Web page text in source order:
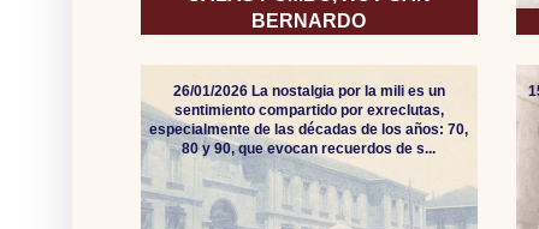
BERNARDO
26/01/2026 La nostalgia por la mili es un
sentimiento compartido por exreclutas,
especialmente de las décadas de los años: 70,
80 y 90, que evocan recuerdos de s...